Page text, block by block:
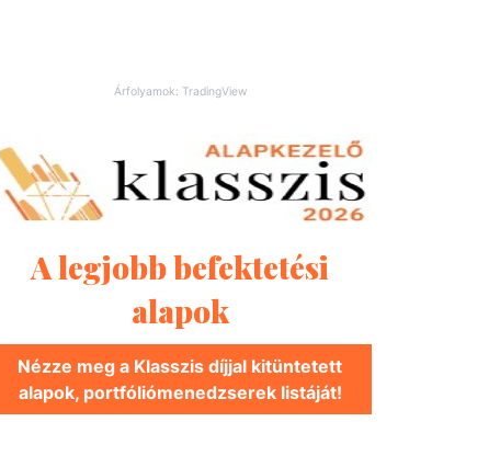
Árfolyamok: TradingView
A legjobb befektetési
alapok
Nézze meg a Klasszis díjjal kitüntetett
alapok, portfóliómenedzserek listáját!